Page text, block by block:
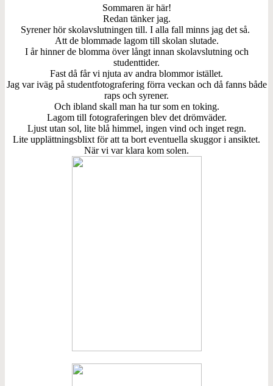
Sommaren är här!
Redan tänker jag.
Syrener hör skolavslutningen till. I alla fall minns jag det så.
Att de blommade lagom till skolan slutade.
I år hinner de blomma över långt innan skolavslutning och
studenttider.
Fast då får vi njuta av andra blommor istället.
Jag var iväg på studentfotografering förra veckan och då fanns både
raps och syrener.
Och ibland skall man ha tur som en toking.
Lagom till fotograferingen blev det drömväder.
Ljust utan sol, lite blå himmel, ingen vind och inget regn.
Lite upplättningsblixt för att ta bort eventuella skuggor i ansiktet.
När vi var klara kom solen.